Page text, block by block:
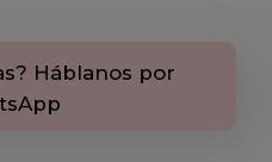
Háblanos por